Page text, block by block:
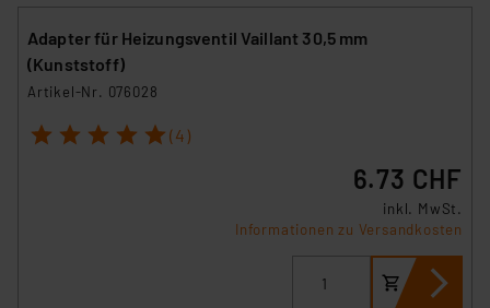
Adapter für Heizungsventil Vaillant 30,5 mm
(Kunststoff)
Artikel-Nr. 076028
1 2 3 4 5 (4)
6.73 CHF
inkl. MwSt.
Informationen zu Versandkosten